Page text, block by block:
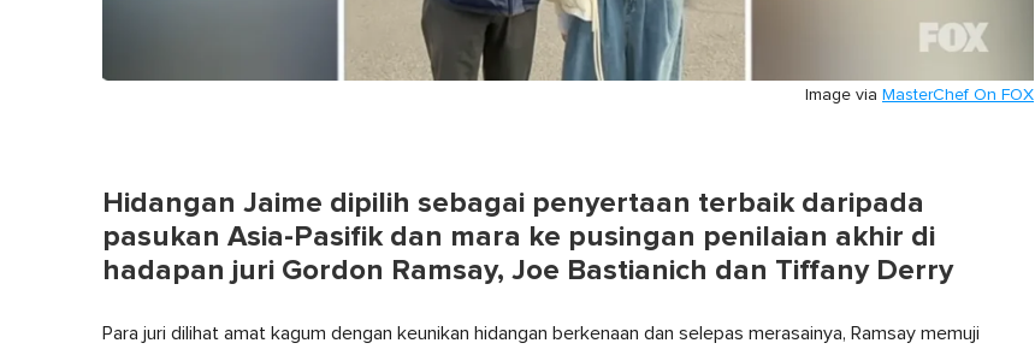
Image via MasterChef On FOX
Hidangan Jaime dipilih sebagai penyertaan terbaik daripada
pasukan Asia-Pasifik dan mara ke pusingan penilaian akhir di
hadapan juri Gordon Ramsay, Joe Bastianich dan Tiffany Derry
Para juri dilihat amat kagum dengan keunikan hidangan berkenaan dan selepas merasainya, Ramsay memuji